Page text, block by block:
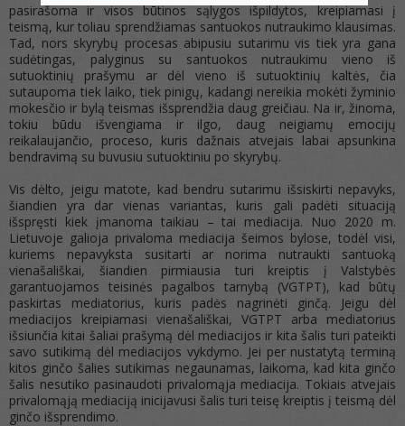
pasirašoma ir visos būtinos sąlygos išpildytos, kreipiamasi į
teismą, kur toliau sprendžiamas santuokos nutraukimo klausimas.
Tad, nors skyrybų procesas abipusiu sutarimu vis tiek yra gana
sudėtingas, palyginus su santuokos nutraukimu vieno iš
sutuoktinių prašymu ar dėl vieno iš sutuoktinių kaltės, čia
sutaupoma tiek laiko, tiek pinigų, kadangi nereikia mokėti žyminio
mokesčio ir bylą teismas išsprendžia daug greičiau. Na ir, žinoma,
tokiu būdu išvengiama ir ilgo, daug neigiamų emocijų
reikalaujančio, proceso, kuris dažnais atvejais labai apsunkina
bendravimą su buvusiu sutuoktiniu po skyrybų.
Vis dėlto, jeigu matote, kad bendru sutarimu išsiskirti nepavyks,
šiandien yra dar vienas variantas, kuris gali padėti situaciją
išspręsti kiek įmanoma taikiau – tai mediacija. Nuo 2020 m.
Lietuvoje galioja privaloma mediacija šeimos bylose, todėl visi,
kuriems nepavyksta susitarti ar norima nutraukti santuoką
vienašališkai, šiandien pirmiausia turi kreiptis į Valstybės
garantuojamos teisinės pagalbos tarnybą (VGTPT), kad būtų
paskirtas mediatorius, kuris padės nagrinėti ginčą. Jeigu dėl
mediacijos kreipiamasi vienašališkai, VGTPT arba mediatorius
išsiunčia kitai šaliai prašymą dėl mediacijos ir kita šalis turi pateikti
savo sutikimą dėl mediacijos vykdymo. Jei per nustatytą terminą
kitos ginčo šalies sutikimas negaunamas, laikoma, kad kita ginčo
šalis nesutiko pasinaudoti privalomąja mediacija. Tokiais atvejais
privalomąją mediaciją inicijavusi šalis turi teisę kreiptis į teismą dėl
ginčo išsprendimo.